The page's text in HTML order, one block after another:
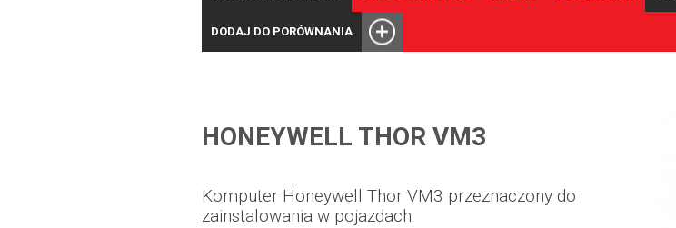
DODAJ DO PORÓWNANIA
HONEYWELL THOR VM3
Komputer Honeywell Thor VM3 przeznaczony do
zainstalowania w pojazdach.